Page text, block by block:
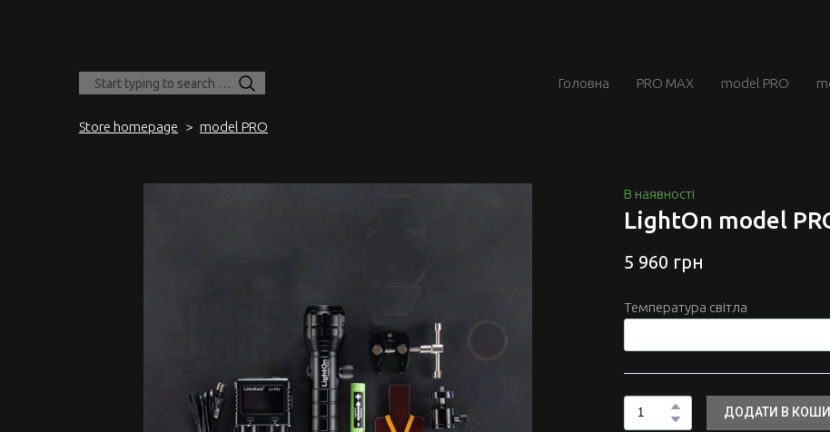
Головна PRO MAX model PRO
Store homepage model PRO
В наявності
LightOn model
5 960 грн
Температура світла
ДОДАТИ В